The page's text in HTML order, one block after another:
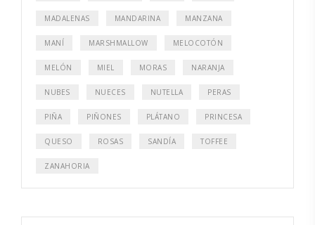
MADALENAS MANDARINA MANZANA
MANÍ MARSHMALLOW MELOCOTÓN
MELÓN MIEL MORAS NARANJA
NUBES NUECES NUTELLA PERAS
PIÑA PIÑONES PLÁTANO PRINCESA
QUESO ROSAS SANDÍA TOFFEE
ZANAHORIA